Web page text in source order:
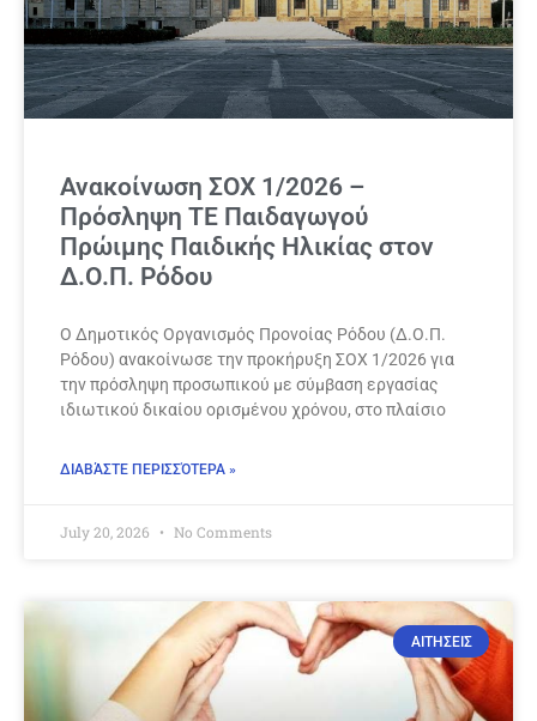
Ανακοίνωση ΣΟΧ 1/2026 –
Πρόσληψη ΤΕ Παιδαγωγού
Πρώιμης Παιδικής Ηλικίας στον
Δ.Ο.Π. Ρόδου
Ο Δημοτικός Οργανισμός Προνοίας Ρόδου (Δ.Ο.Π.
Ρόδου) ανακοίνωσε την προκήρυξη ΣΟΧ 1/2026 για
την πρόσληψη προσωπικού με σύμβαση εργασίας
ιδιωτικού δικαίου ορισμένου χρόνου, στο πλαίσιο
ΔΙΑΒΆΣΤΕ ΠΕΡΙΣΣΌΤΕΡΑ »
July 20, 2026 No Comments
ΑΙΤΗΣΕΙΣ